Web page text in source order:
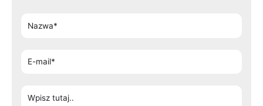
Wpisz
mail*